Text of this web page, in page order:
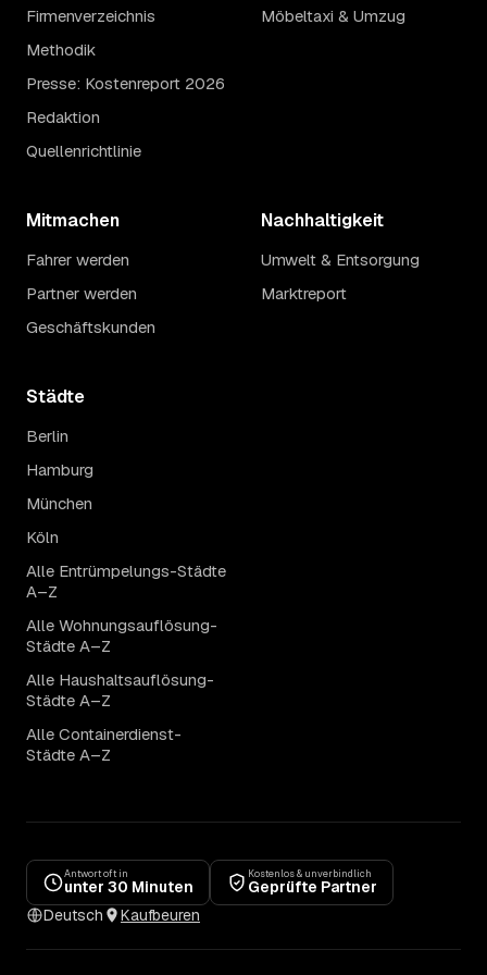
Firmenverzeichnis
Methodik
Presse: Kostenreport 2026
Redaktion
Quellenrichtlinie
Möbeltaxi & Umzug
Mitmachen
Fahrer werden
Partner werden
Geschäftskunden
Nachhaltigkeit
Umwelt & Entsorgung
Marktreport
Städte
Berlin
Hamburg
München
Köln
Alle Entrümpelungs-Städte
A–Z
Alle Wohnungsauflösung-
Städte A–Z
Alle Haushaltsauflösung-
Städte A–Z
Alle Containerdienst-
Städte A–Z
Antwort oft in
unter 30 Minuten
Kostenlos & unverbindlich
Geprüfte Partner
Deutsch
Kaufbeuren